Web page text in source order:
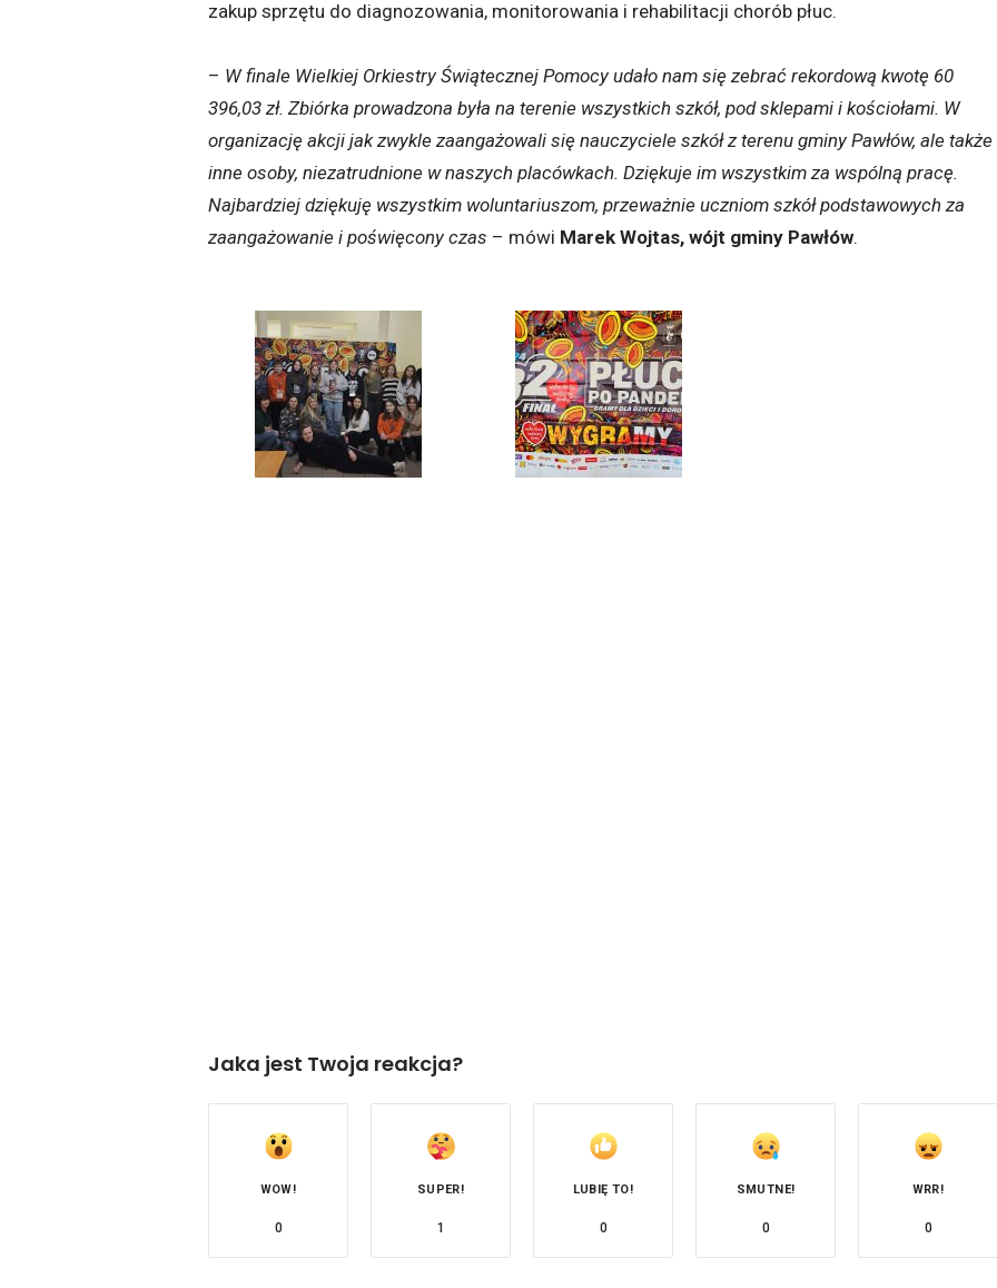
zakup sprzętu do diagnozowania, monitorowania i rehabilitacji chorób płuc.
– W finale Wielkiej Orkiestry Świątecznej Pomocy udało nam się zebrać rekordową kwotę 60
396,03 zł. Zbiórka prowadzona była na terenie wszystkich szkół, pod sklepami i kościołami. W
organizację akcji jak zwykle zaangażowali się nauczyciele szkół z terenu gminy Pawłów, ale także
inne osoby, niezatrudnione w naszych placówkach. Dziękuje im wszystkim za wspólną pracę.
Najbardziej dziękuję wszystkim woluntariuszom, przeważnie uczniom szkół podstawowych za
zaangażowanie i poświęcony czas – mówi Marek Wojtas, wójt gminy Pawłów.
Jaka jest Twoja reakcja?
WOW!
0
SUPER!
1
LUBIĘ TO!
0
SMUTNE!
0
WRR!
0